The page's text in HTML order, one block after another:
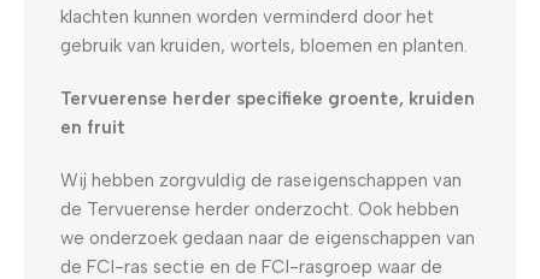
klachten kunnen worden verminderd door het
gebruik van kruiden, wortels, bloemen en planten.
Tervuerense herder specifieke groente, kruiden
en fruit
Wij hebben zorgvuldig de raseigenschappen van
de Tervuerense herder onderzocht. Ook hebben
we onderzoek gedaan naar de eigenschappen van
de FCI-ras sectie en de FCI-rasgroep waar de